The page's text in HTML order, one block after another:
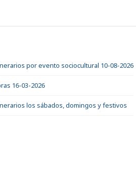
por evento sociocultural 10-08-2026
16-03-2026
los sábados, domingos y festivos